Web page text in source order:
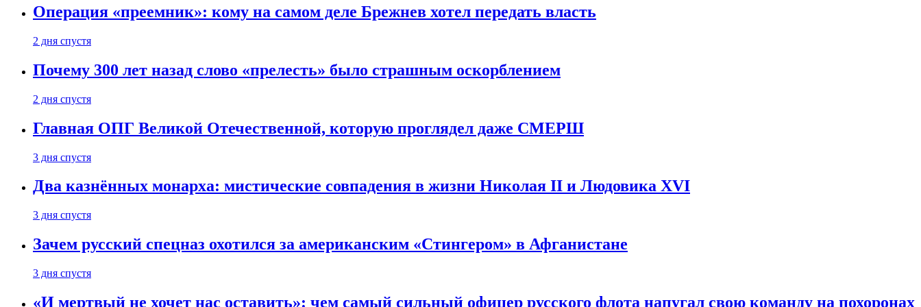
Операция «преемник»: кому на самом деле Брежнев хотел передать власть
2 дня спустя
Почему 300 лет назад слово «прелесть» было страшным оскорблением
2 дня спустя
Главная ОПГ Великой Отечественной, которую проглядел даже СМЕРШ
3 дня спустя
Два казнённых монарха: мистические совпадения в жизни Николая II и Людовика XVI
3 дня спустя
Зачем русский спецназ охотился за американским «Стингером» в Афганистане
3 дня спустя
«И мертвый не хочет нас оставить»: чем самый сильный офицер русского флота напугал свою команду на похоронах